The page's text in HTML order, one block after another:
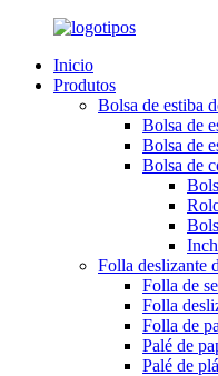
Inicio
Produtos
Bolsa de estiba
Bolsa de
Bolsa de
Bolsa de
Folla deslizante
Folla de
Folla
Folla de
Palé de
Palé de